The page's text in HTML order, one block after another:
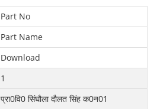
Part No
Part Name
Download
1
प्रा0वि0 सिंघौला दौलत सिंह क0न01